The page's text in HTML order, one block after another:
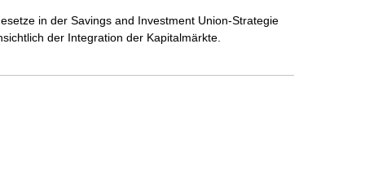
in der Savings and Investment Union-Strategie
der Integration der Kapitalmärkte.